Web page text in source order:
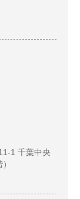
1 千葉中央